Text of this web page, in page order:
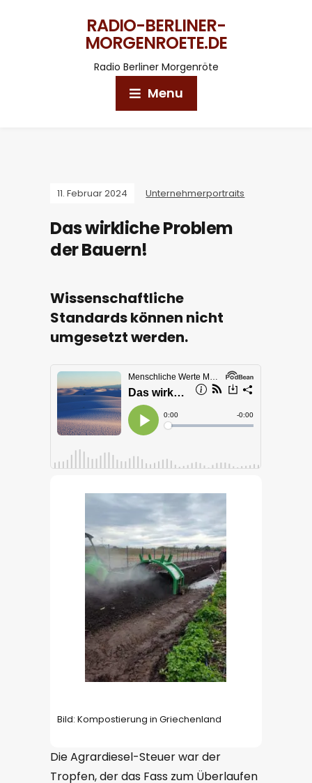
RADIO-BERLINER-
MORGENROETE.DE
Radio Berliner Morgenröte
Menu
11. Februar 2024 Unternehmerportraits
Das wirkliche Problem
der Bauern!
Wissenschaftliche
Standards können nicht
umgesetzt werden.
Bild: Kompostierung in Griechenland
Die Agrardiesel-Steuer war der
Tropfen, der das Fass zum Überlaufen